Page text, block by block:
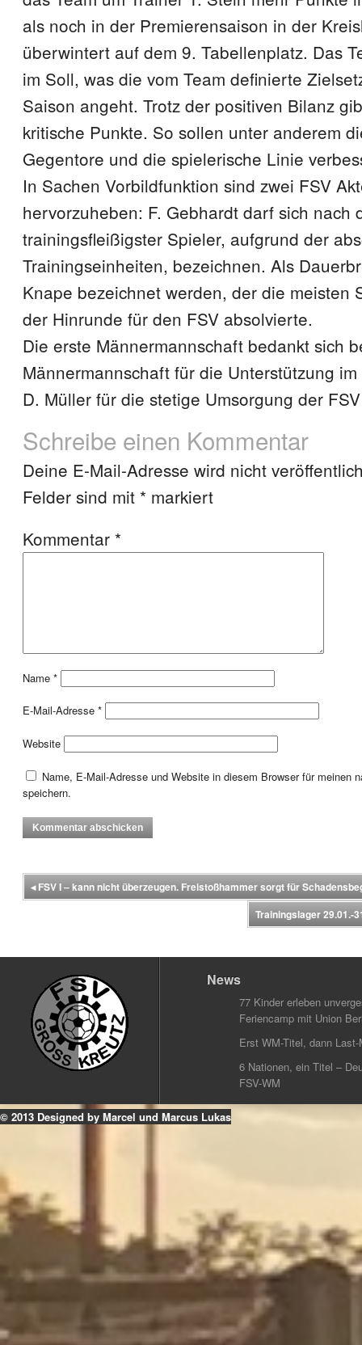
als noch in der Premierensaison in der
überwintert auf dem 9. Tabellenplatz. Das
im Soll, was die vom Team definierte
Saison angeht. Trotz der positiven Bilanz
kritische Punkte. So sollen unter anderem
Gegentore und die spielerische Linie
In Sachen Vorbildfunktion sind zwei FSV
hervorzuheben: F. Gebhardt darf sich nach
trainingsfleißigster Spieler, aufgrund der
Trainingseinheiten, bezeichnen. Als
Knape bezeichnet werden, der die meisten
der Hinrunde für den FSV absolvierte.
Die erste Männermannschaft bedankt sich
Männermannschaft für die Unterstützung
D. Müller für die stetige Umsorgung der
Schreibe einen Kommentar
Deine E-Mail-Adresse wird nicht
Felder sind mit * markiert
Kommentar *
Name *
E-Mail-Adresse *
Website
Name, E-Mail-Adresse und Website in diesem Browser für meinen
speichern.
◂FSV I – kann nicht überzeugen. Freistoßhammer sorgt für
Trainingslager 29.01.-
News
77 Kinder erleben
Feriencamp mit Union
Erst WM-Titel, dann
6 Nationen, ein Titel –
FSV-WM
© 2013 Designed by Marcel und Marcus Lukas